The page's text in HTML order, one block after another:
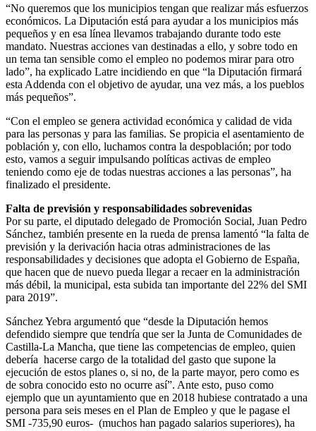
“No queremos que los municipios tengan que realizar más esfuerzos
económicos. La Diputación está para ayudar a los municipios más
pequeños y en esa línea llevamos trabajando durante todo este
mandato. Nuestras acciones van destinadas a ello, y sobre todo en
un tema tan sensible como el empleo no podemos mirar para otro
lado”, ha explicado Latre incidiendo en que “la Diputación firmará
esta Addenda con el objetivo de ayudar, una vez más, a los pueblos
más pequeños”.
“Con el empleo se genera actividad económica y calidad de vida
para las personas y para las familias. Se propicia el asentamiento de
población y, con ello, luchamos contra la despoblación; por todo
esto, vamos a seguir impulsando políticas activas de empleo
teniendo como eje de todas nuestras acciones a las personas”, ha
finalizado el presidente.
Falta de previsión y responsabilidades sobrevenidas
Por su parte, el diputado delegado de Promoción Social, Juan Pedro
Sánchez, también presente en la rueda de prensa lamentó “la falta de
previsión y la derivación hacia otras administraciones de las
responsabilidades y decisiones que adopta el Gobierno de España,
que hacen que de nuevo pueda llegar a recaer en la administración
más débil, la municipal, esta subida tan importante del 22% del SMI
para 2019”.
Sánchez Yebra argumentó que “desde la Diputación hemos
defendido siempre que tendría que ser la Junta de Comunidades de
Castilla-La Mancha, que tiene las competencias de empleo, quien
debería hacerse cargo de la totalidad del gasto que supone la
ejecución de estos planes o, si no, de la parte mayor, pero como es
de sobra conocido esto no ocurre así”. Ante esto, puso como
ejemplo que un ayuntamiento que en 2018 hubiese contratado a una
persona para seis meses en el Plan de Empleo y que le pagase el
SMI -735,90 euros- (muchos han pagado salarios superiores), ha